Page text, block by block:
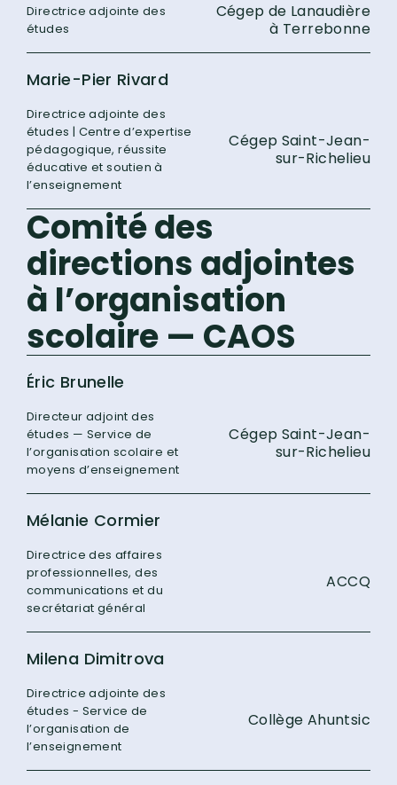
Directrice adjointe des
études
Cégep de Lanaudière
à Terrebonne
Marie-Pier Rivard
Directrice adjointe des
études | Centre d’expertise
pédagogique, réussite
éducative et soutien à
l’enseignement
Cégep Saint-Jean-
sur-Richelieu
Comité des
directions adjointes
à l’organisation
scolaire — CAOS
Éric Brunelle
Directeur adjoint des
études — Service de
l’organisation scolaire et
moyens d’enseignement
Cégep Saint-Jean-
sur-Richelieu
Mélanie Cormier
Directrice des affaires
professionnelles, des
communications et du
secrétariat général
ACCQ
Milena Dimitrova
Directrice adjointe des
études - Service de
l’organisation de
l’enseignement
Collège Ahuntsic